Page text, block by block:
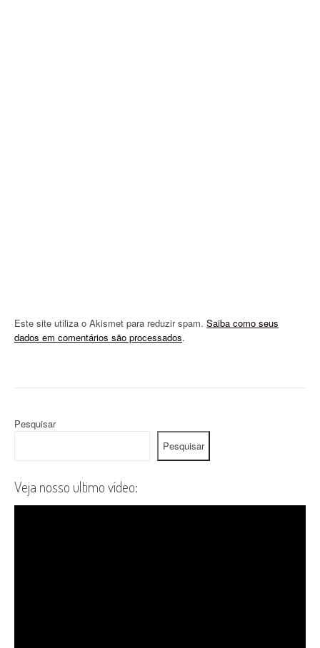
Este site utiliza o Akismet para reduzir spam. Saiba como seus
dados em comentários são processados.
Pesquisar
Pesquisar
Veja nosso ultimo vídeo: